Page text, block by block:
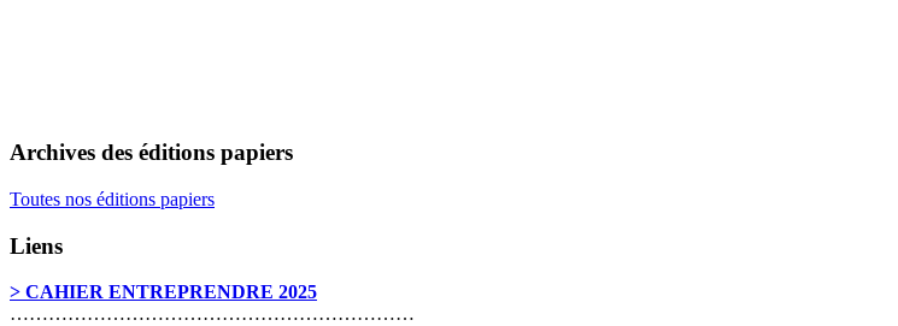
Archives des éditions papiers
Toutes nos éditions papiers
Liens
> CAHIER ENTREPRENDRE 2025
………………………………………………………